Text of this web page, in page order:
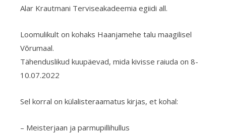
Alar Krautmani Terviseakadeemia egiidi all.
Loomulikult on kohaks Haanjamehe talu maagilisel
Võrumaal.
Tähenduslikud kuupäevad, mida kivisse raiuda on 8-
10.07.2022
Sel korral on külalisteraamatus kirjas, et kohal:
– Meisterjaan ja parmupillihullus